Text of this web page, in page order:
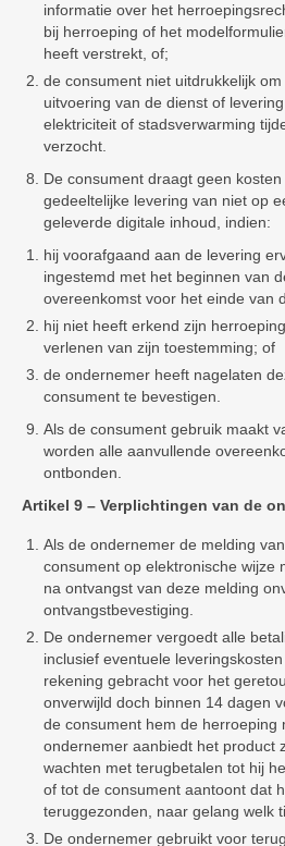
informatie over het
bij herroeping of het
heeft verstrekt, of;
de consument niet uitdrukkelijk
uitvoering van de dienst of
elektriciteit of stadsverwarming
verzocht.
De consument draagt geen
gedeeltelijke levering van niet op
geleverde digitale inhoud, indien:
hij voorafgaand aan de levering
ingestemd met het beginnen van
overeenkomst voor het einde van
hij niet heeft erkend zijn
verlenen van zijn toestemming; of
de ondernemer heeft nagelaten
consument te bevestigen.
Als de consument gebruik maakt
worden alle aanvullende
ontbonden.
Artikel 9 – Verplichtingen van de
Als de ondernemer de melding
consument op elektronische wijze
na ontvangst van deze melding
ontvangstbevestiging.
De ondernemer vergoedt alle
inclusief eventuele
rekening gebracht voor het
onverwijld doch binnen 14 dagen
de consument hem de herroeping
ondernemer aanbiedt het product
wachten met terugbetalen tot hij
of tot de consument aantoont dat
teruggezonden, naar gelang welk
De ondernemer gebruikt voor